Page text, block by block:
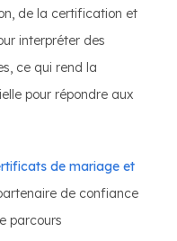
de la certification et
interpréter des
ce qui rend la
pour répondre aux
de mariage et
de confiance
parcours